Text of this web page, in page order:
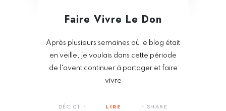
Faire Vivre Le Don
Après plusieurs semaines où le blog était
en veille, je voulais dans cette période
de l'avent continuer à partager et faire
vivre
DÉC 01 LIRE SHARE